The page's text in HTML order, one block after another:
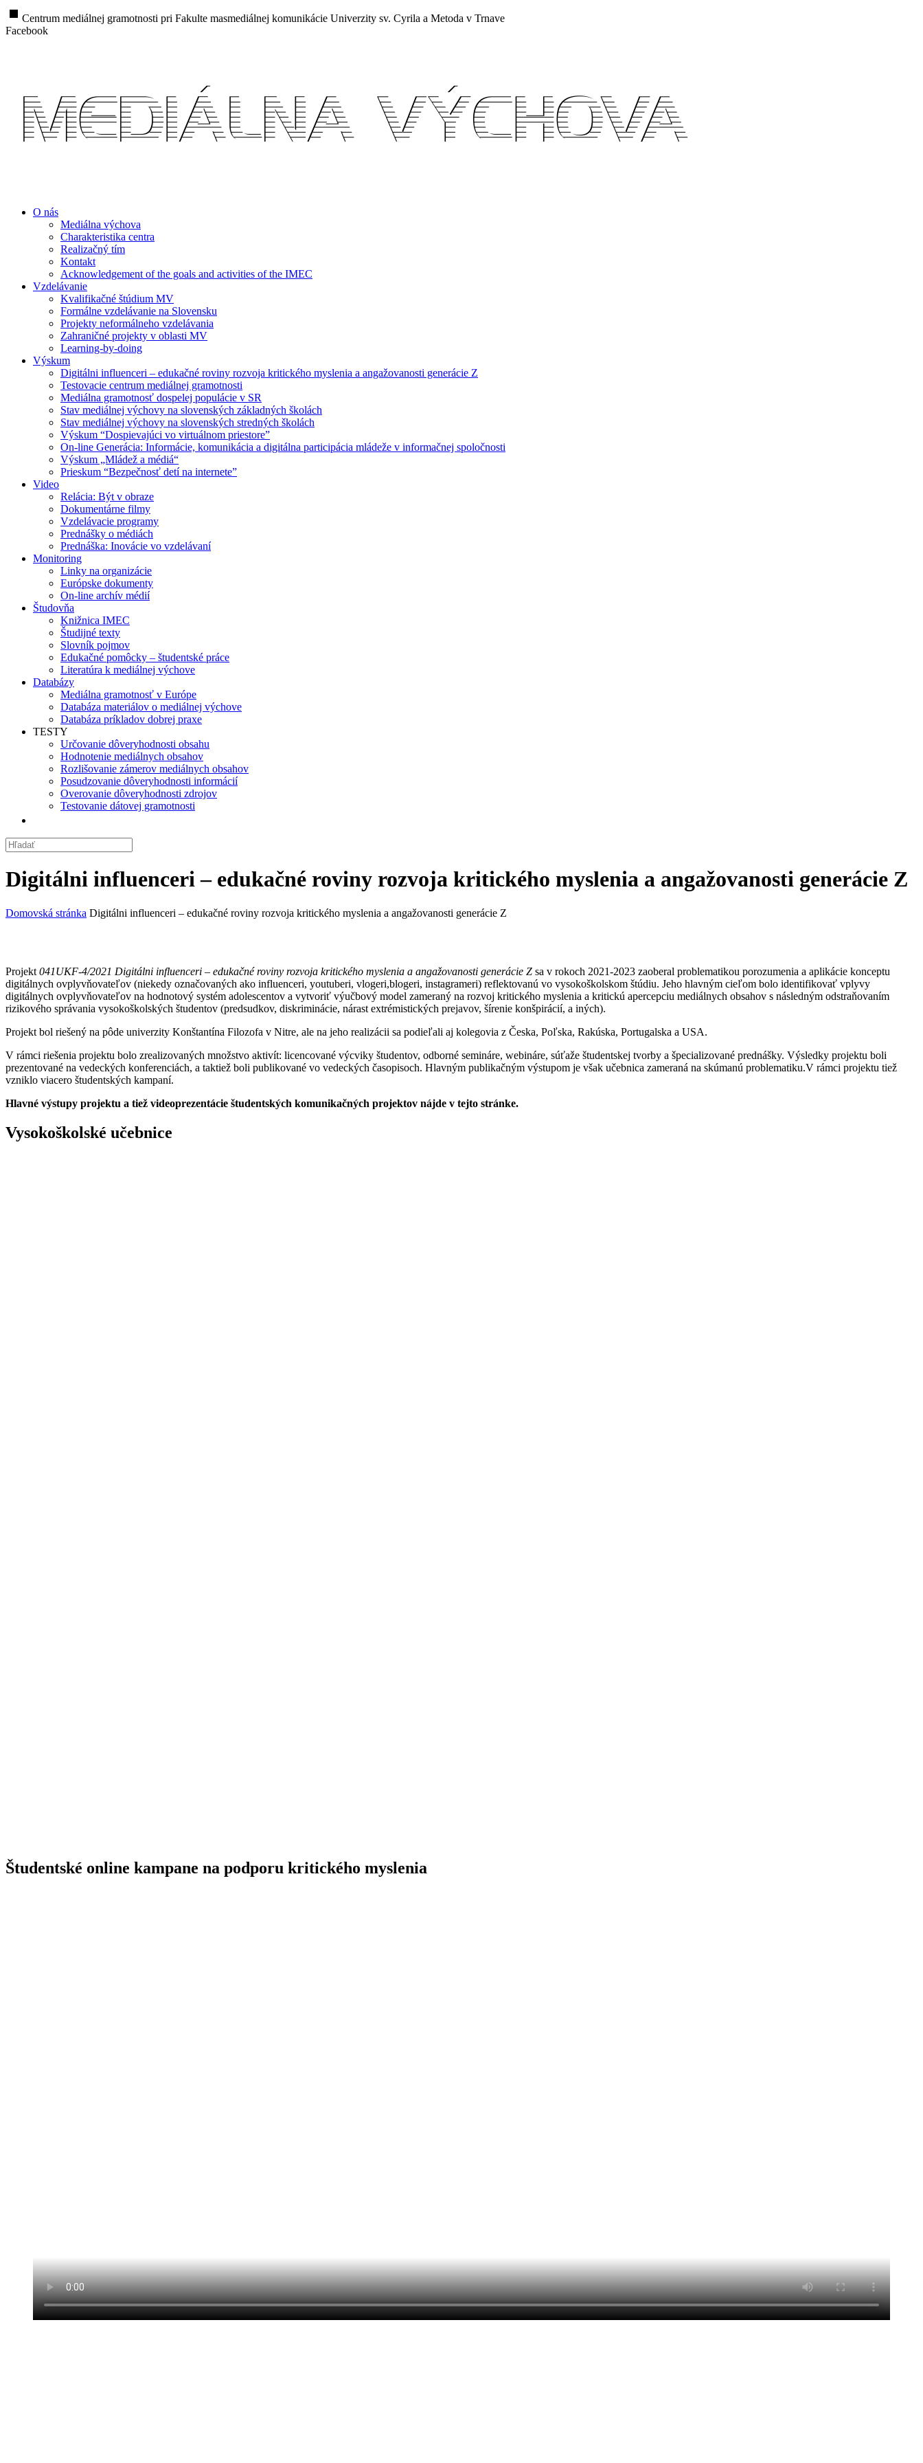
stop Centrum mediálnej gramotnosti pri Fakulte masmediálnej komunikácie Univerzity sv. Cyrila a Metoda v Trnave
Facebook
O nás
Mediálna výchova
Charakteristika centra
Realizačný tím
Kontakt
Acknowledgement of the goals and activities of the IMEC
Vzdelávanie
Kvalifikačné štúdium MV
Formálne vzdelávanie na Slovensku
Projekty neformálneho vzdelávania
Zahraničné projekty v oblasti MV
Learning-by-doing
Výskum
Digitálni influenceri – edukačné roviny rozvoja kritického myslenia a angažovanosti generácie Z
Testovacie centrum mediálnej gramotnosti
Mediálna gramotnosť dospelej populácie v SR
Stav mediálnej výchovy na slovenských základných školách
Stav mediálnej výchovy na slovenských stredných školách
Výskum “Dospievajúci vo virtuálnom priestore”
On-line Generácia: Informácie, komunikácia a digitálna participácia mládeže v informačnej spoločnosti
Výskum „Mládež a médiá“
Prieskum “Bezpečnosť detí na internete”
Video
Relácia: Být v obraze
Dokumentárne filmy
Vzdelávacie programy
Prednášky o médiách
Prednáška: Inovácie vo vzdelávaní
Monitoring
Linky na organizácie
Európske dokumenty
On-line archív médií
Študovňa
Knižnica IMEC
Študijné texty
Slovník pojmov
Edukačné pomôcky – študentské práce
Literatúra k mediálnej výchove
Databázy
Mediálna gramotnosť v Európe
Databáza materiálov o mediálnej výchove
Databáza príkladov dobrej praxe
TESTY
Určovanie dôveryhodnosti obsahu
Hodnotenie mediálnych obsahov
Rozlišovanie zámerov mediálnych obsahov
Posudzovanie dôveryhodnosti informácií
Overovanie dôveryhodnosti zdrojov
Testovanie dátovej gramotnosti
Digitálni influenceri – edukačné roviny rozvoja kritického myslenia a angažovanosti generácie Z
Domovská stránka Digitálni influenceri – edukačné roviny rozvoja kritického myslenia a angažovanosti generácie Z
Projekt 041UKF-4/2021 Digitálni influenceri – edukačné roviny rozvoja kritického myslenia a angažovanosti generácie Z sa v rokoch 2021-2023 zaoberal problematikou porozumenia a aplikácie konceptu
digitálnych ovplyvňovateľov (niekedy označovaných ako influenceri, youtuberi, vlogeri,blogeri, instagrameri) reflektovanú vo vysokoškolskom štúdiu. Jeho hlavným cieľom bolo identifikovať vplyvy
digitálnych ovplyvňovateľov na hodnotový systém adolescentov a vytvoriť výučbový model zameraný na rozvoj kritického myslenia a kritickú apercepciu mediálnych obsahov s následným odstraňovaním
rizikového správania vysokoškolských študentov (predsudkov, diskriminácie, nárast extrémistických prejavov, šírenie konšpirácií, a iných).
Projekt bol riešený na pôde univerzity Konštantína Filozofa v Nitre, ale na jeho realizácii sa podieľali aj kolegovia z Česka, Poľska, Rakúska, Portugalska a USA.
V rámci riešenia projektu bolo zrealizovaných množstvo aktivít: licencované výcviky študentov, odborné semináre, webináre, súťaže študentskej tvorby a špecializované prednášky. Výsledky projektu boli
prezentované na vedeckých konferenciách, a taktiež boli publikované vo vedeckých časopisoch. Hlavným publikačným výstupom je však učebnica zameraná na skúmanú problematiku.V rámci projektu tiež
vzniklo viacero študentských kampaní.
Hlavné výstupy projektu a tiež videoprezentácie študentských komunikačných projektov nájde v tejto stránke.
Vysokoškolské učebnice
Študentské online kampane na podporu kritického myslenia